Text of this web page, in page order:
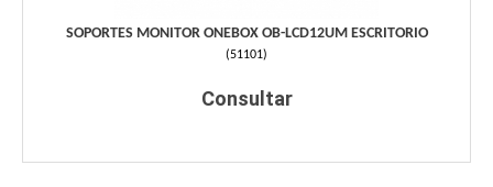
SOPORTES MONITOR ONEBOX OB-LCD12UM ESCRITORIO
(51101)
Consultar